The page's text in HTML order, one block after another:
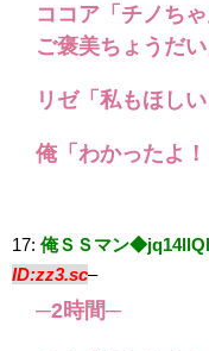
ココア「チノち
ご褒美ちょうだい
リゼ「私もほし
俺「わかったよ
17: 俺ＳＳマン
ID:zz3.sc–
─2時間─